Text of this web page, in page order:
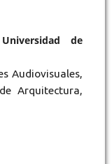
de
Audiovisuales,
Arquitectura,